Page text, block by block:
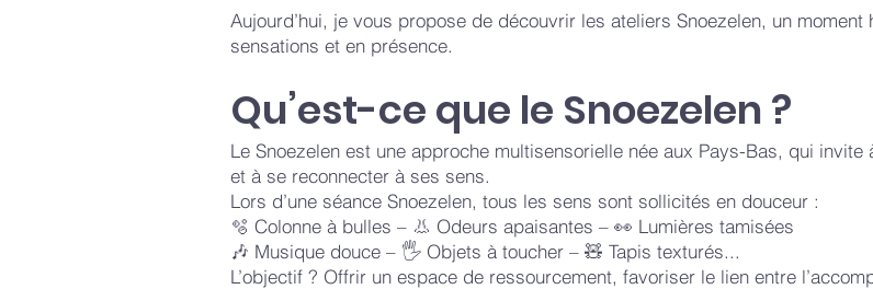
Aujourd’hui, je vous propose de découvrir les ateliers Snoezelen, un
sensations et en présence.
Qu’est-ce que le Snoezelen ?
Le Snoezelen est une approche multisensorielle née aux Pays-Bas, qui invite
et à se reconnecter à ses sens.
Lors d’une séance Snoezelen, tous les sens sont sollicités en douceur :
🫧 Colonne à bulles – 👃 Odeurs apaisantes – 👀 Lumières tamisées
🎶 Musique douce – 🖐 Objets à toucher – 🧸 Tapis texturés...
L’objectif ? Offrir un espace de ressourcement, favoriser le lien entre